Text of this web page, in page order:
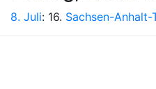
8. Juli: 16. Sachsen-Anhalt-